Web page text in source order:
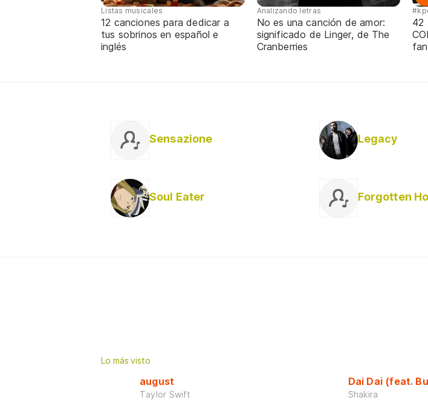
Listas musicales
12 canciones para dedicar a
tus sobrinos en español e
inglés
Analizando letras
No es una canción de amor:
significado de Linger, de The
Cranberries
42
Sensazione Legacy
Soul Eater Forgotten
Lo más visto
august
Taylor Swift
Dai Dai (feat.
Shakira